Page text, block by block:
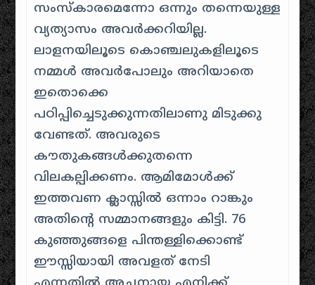
സംസ്കാരമെന്നോ ഒന്നും തന്നെയുള്ള
വ്യത്യാസം അവർക്കറിയില്ല.
ലാളനയിലൂടെ കൊഞ്ചലുകളിലൂടെ
നമ്മൾ അവർപോലും അറിയാതെ
ഇതൊക്കെ
പഠിപ്പിച്ചെടുക്കുന്നതിലാണു മിടുക്കു
വേണ്ടത്. അവരുടെ
കൗതുകങ്ങൾക്കുതന്നെ
വിലകല്പിക്കണം. ആമിമോൾക്ക്
ഇത്തവണ ക്ലാസ്സിൽ ഒന്നാം റാങ്കും
അതിന്റെ സമ്മാനങ്ങളും കിട്ടി. 76
കുഞ്ഞുങ്ങളെ പിന്തള്ളിക്കൊണ്ട്
ഈസ്സിയായി അവളത് നേടി